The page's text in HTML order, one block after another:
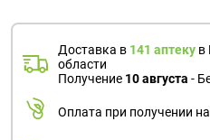
Доставка в 141 аптеку в
области
Получение 10 августа -
Оплата при получении